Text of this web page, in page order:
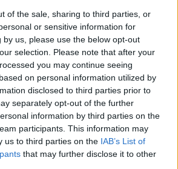
of the sale, sharing to third parties, or
or sensitive information for
by us, please use the below opt-out
selection. Please note that after your
you may continue seeing
on personal information utilized by
disclosed to third parties prior to
separately opt-out of the further
information by third parties on the
participants. This information may
us to third parties on the IAB’s List of
that may further disclose it to other
Hugo Marrasé puja al podi de la II Volta
Ciclista Júnior a Tenerife
maig 5, 2026
Edu Prades afegeix més punts UCI a la
Ronde Van Limburg i la Fletxa Brabanzona
abril 25, 2026